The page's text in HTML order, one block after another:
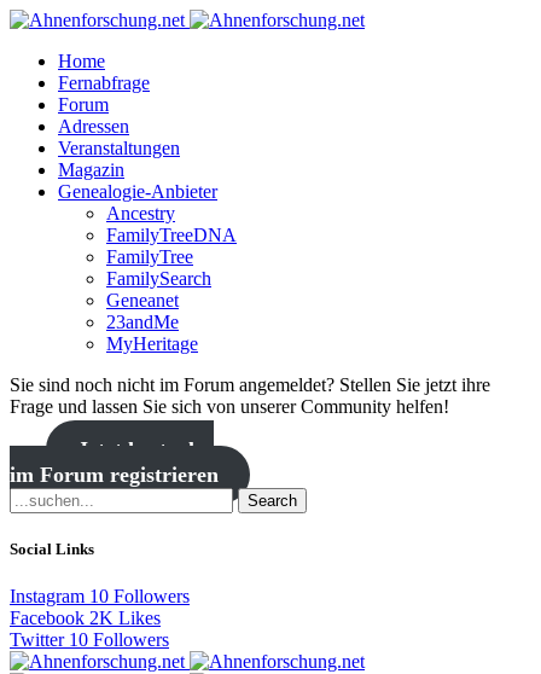
Home
Fernabfrage
Forum
Adressen
Veranstaltungen
Magazin
Genealogie-Anbieter
Ancestry
FamilyTreeDNA
FamilyTree
FamilySearch
Geneanet
23andMe
MyHeritage
Sie sind noch nicht im Forum angemeldet? Stellen Sie jetzt ihre
Frage und lassen Sie sich von unserer Community helfen!
Jetzt kostenlos
im Forum registrieren
Search
Social Links
Instagram 10 Followers
Facebook 2K Likes
Twitter 10 Followers